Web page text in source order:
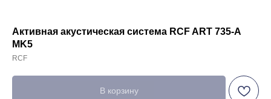
Активная акустическая система RCF ART 735-A
MK5
RCF
В корзину